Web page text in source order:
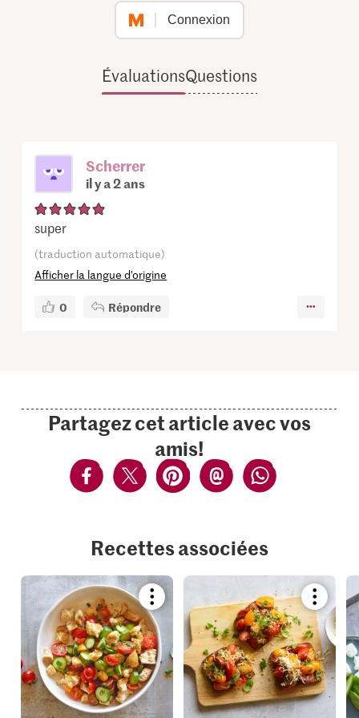
Connexion
ÉvaluationsQuestions
Scherrer
il y a 2 ans
super
(traduction automatique)
Afficher la langue d’origine
0 Répondre
Partagez cet article avec vos
amis!
Recettes associées
Bookmark
recipe
or
add
it
to
your
collections.
recipe
or
add
it
to
your